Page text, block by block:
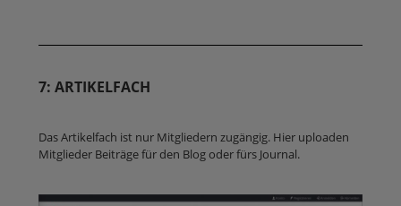
7: ARTIKELFACH
Das Artikelfach ist nur Mitgliedern zugängig. Hier uploaden
Mitglieder Beiträge für den Blog oder fürs Journal.